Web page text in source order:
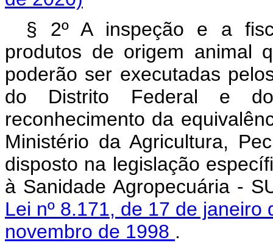
§ 2º A inspeção e a
produtos de origem animal
poderão ser executadas
do Distrito Federal e
reconhecimento da
Ministério da Agricultura,
disposto na legislação
à Sanidade Agropecuária -
Lei nº 8.171, de 17 de
novembro de 1998 .